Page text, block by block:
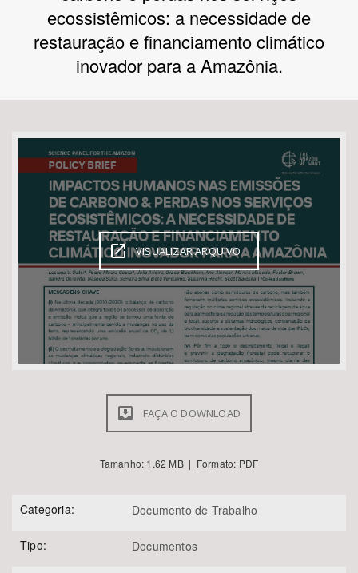
Bioma / Bacia
Área de Levantamento
Área Protegida
BUSCAR
ecossistêmicos: a necessidade de
restauração e financiamento climático
inovador para a Amazônia.
VISUALIZAR ARQUIVO
FAÇA O DOWNLOAD
Tamanho: 1.62 MB | Formato: PDF
Categoria: Documento de Trabalho
Tipo: Documentos